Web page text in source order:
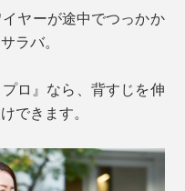
ヤーが途中でつっかか
ラバ。
ロ』なら、背すじを伸
できます。